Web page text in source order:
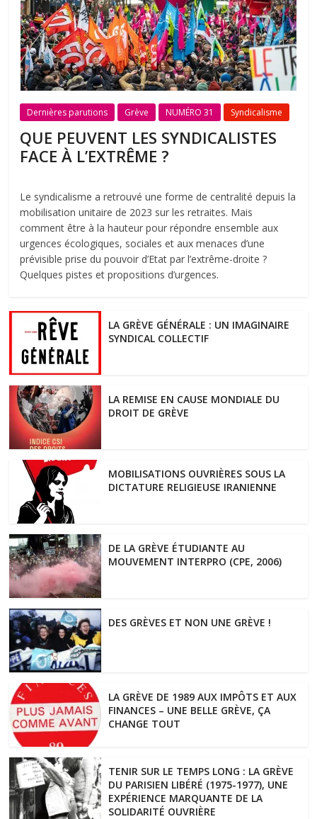
Dernières parutions Grève NUMÉRO 31 Syndicalisme
QUE PEUVENT LES SYNDICALISTES
FACE À L’EXTRÊME ?
Le syndicalisme a retrouvé une forme de centralité depuis la
mobilisation unitaire de 2023 sur les retraites. Mais
comment être à la hauteur pour répondre ensemble aux
urgences écologiques, sociales et aux menaces d’une
prévisible prise du pouvoir d’Etat par l’extrême-droite ?
Quelques pistes et propositions d’urgences.
LA GRÈVE GÉNÉRALE : UN IMAGINAIRE
SYNDICAL COLLECTIF
LA REMISE EN CAUSE MONDIALE DU
DROIT DE GRÈVE
MOBILISATIONS OUVRIÈRES SOUS LA
DICTATURE RELIGIEUSE IRANIENNE
DE LA GRÈVE ÉTUDIANTE AU
MOUVEMENT INTERPRO (CPE, 2006)
DES GRÈVES ET NON UNE GRÈVE !
LA GRÈVE DE 1989 AUX IMPÔTS ET AUX
FINANCES – UNE BELLE GRÈVE, ÇA
CHANGE TOUT
TENIR SUR LE TEMPS LONG : LA GRÈVE
DU PARISIEN LIBÉRÉ (1975-1977), UNE
EXPÉRIENCE MARQUANTE DE LA
SOLIDARITÉ OUVRIÈRE